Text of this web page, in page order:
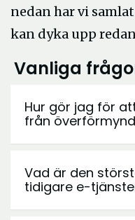
nedan har vi
kan dyka upp
Vanliga
Hur gör jag för
från
Vad är den
tidigare e-